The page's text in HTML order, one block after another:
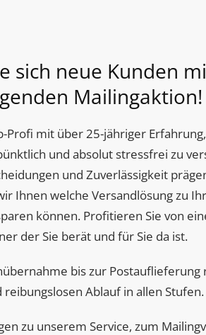
sich neue Kunden
Mailingaktion!
Profi mit über 25-jähriger
und absolut stressfrei zu
und Zuverlässigkeit
Ihnen welche Versandlösung zu
können. Profitieren Sie von
der Sie berät und für Sie da ist.
bis zur Postauflieferung
reibungslosen Ablauf in allen Stufen.
zu unserem Service, zum